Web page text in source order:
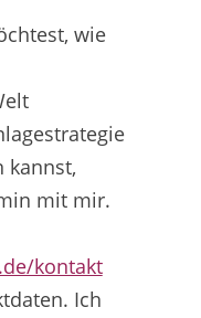
wie
kannst,
mit mir.
kontakt
Ich